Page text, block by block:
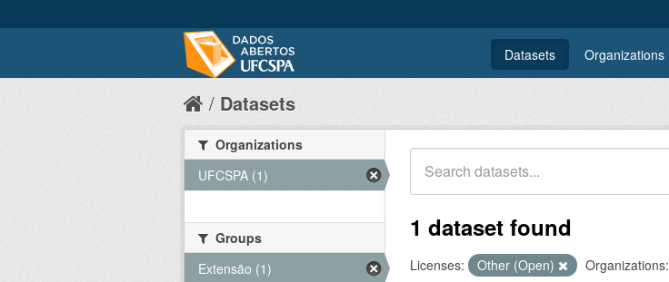
Datasets Organizations
Datasets
1 dataset found
Licenses: Other (Open) Organizations:
Organizations
UFCSPA (1)
Groups
Extensão (1)